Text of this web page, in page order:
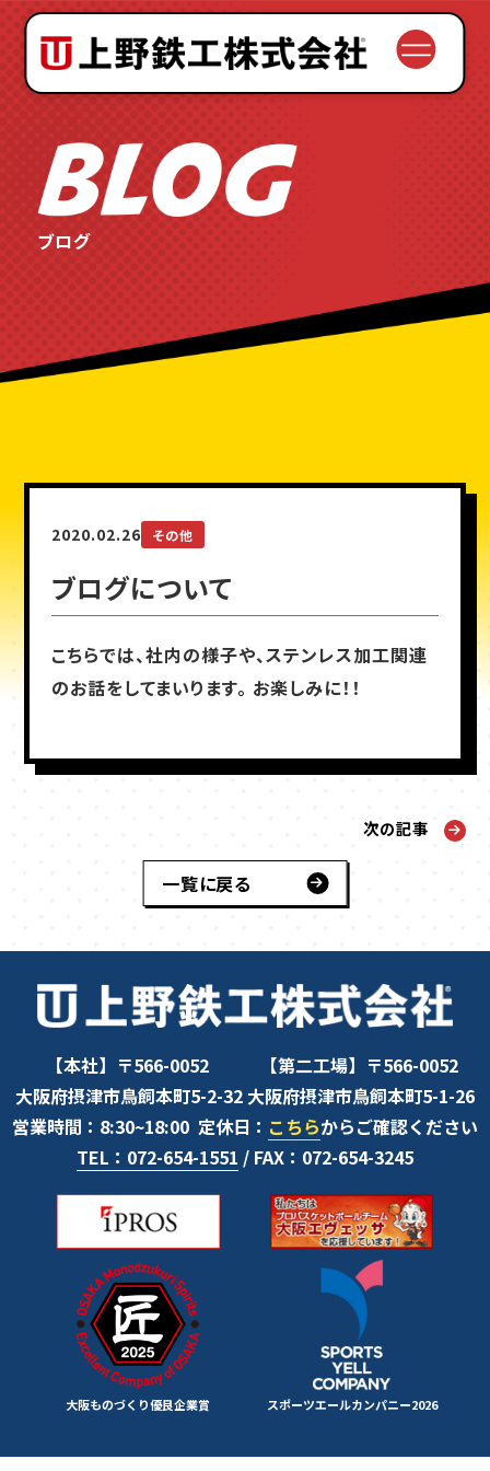
会社案内
理念と歴史
お問い合わせの流れ
サービス
ブログ
2020.02.26 その他
ブログについて
こちらでは、社内の様子や、ステンレス加工関連
のお話をしてまいります。 お楽しみに！！
次の記事
一覧に戻る
【本社】〒566-0052
大阪府摂津市鳥飼本町5-2-32
【第二工場】〒566-0052
大阪府摂津市鳥飼本町5-1-26
営業時間：8:30~18:00 定休日： こちらからご確認ください
TEL：072-654-1551 / FAX：072-654-3245
大阪ものづくり優良企業賞 スポーツエールカンパニー2026